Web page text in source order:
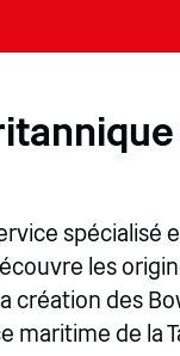
spécialisé
les
création des
de la